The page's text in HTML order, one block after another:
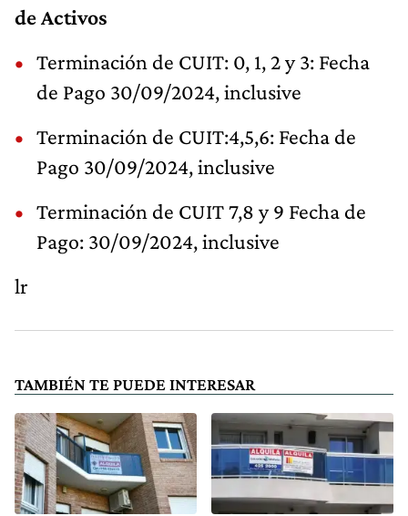
de Activos
Terminación de CUIT: 0, 1, 2 y 3: Fecha
de Pago 30/09/2024, inclusive
Terminación de CUIT:4,5,6: Fecha de
Pago 30/09/2024, inclusive
Terminación de CUIT 7,8 y 9 Fecha de
Pago: 30/09/2024, inclusive
lr
TAMBIÉN TE PUEDE INTERESAR